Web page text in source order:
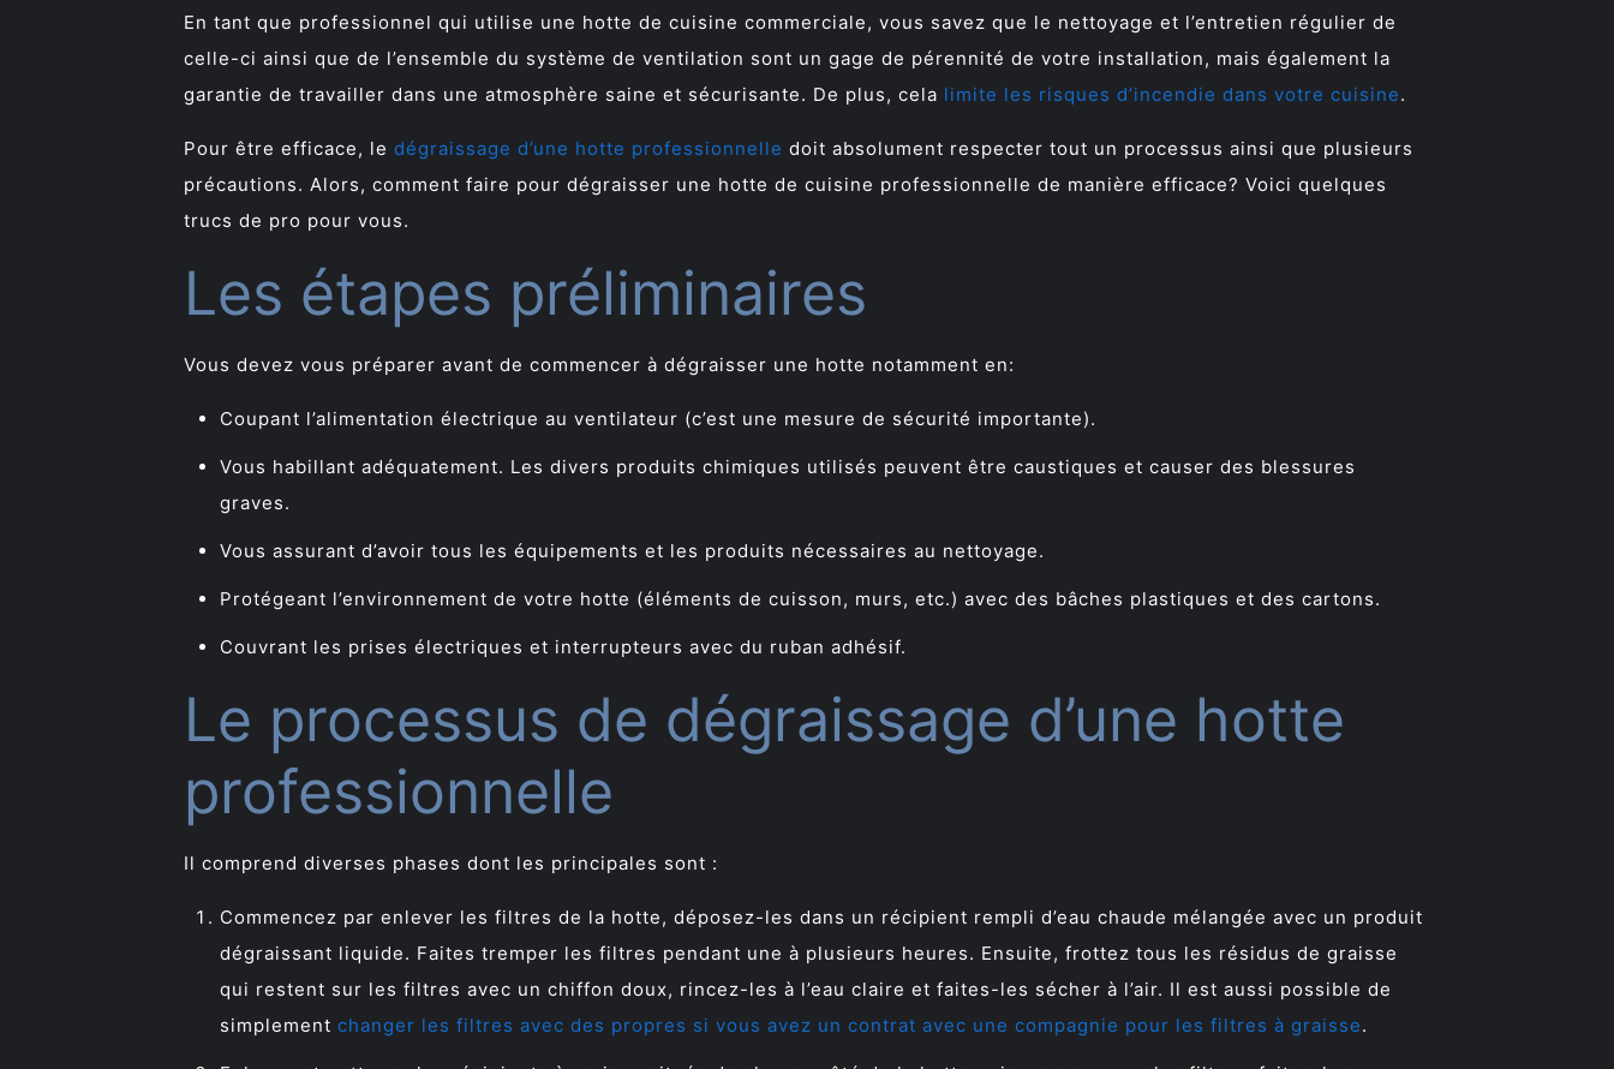
En tant que professionnel qui utilise une hotte de cuisine commerciale, vous savez que le nettoyage et l’entretien régulier de
celle-ci ainsi que de l’ensemble du système de ventilation sont un gage de pérennité de votre installation, mais également la
garantie de travailler dans une atmosphère saine et sécurisante. De plus, cela limite les risques d’incendie dans votre cuisine.
Pour être efficace, le dégraissage d’une hotte professionnelle doit absolument respecter tout un processus ainsi que plusieurs
précautions. Alors, comment faire pour dégraisser une hotte de cuisine professionnelle de manière efficace? Voici quelques
trucs de pro pour vous.
Les étapes préliminaires
Vous devez vous préparer avant de commencer à dégraisser une hotte notamment en:
Coupant l’alimentation électrique au ventilateur (c’est une mesure de sécurité importante).
Vous habillant adéquatement. Les divers produits chimiques utilisés peuvent être caustiques et causer des blessures
graves.
Vous assurant d’avoir tous les équipements et les produits nécessaires au nettoyage.
Protégeant l’environnement de votre hotte (éléments de cuisson, murs, etc.) avec des bâches plastiques et des cartons.
Couvrant les prises électriques et interrupteurs avec du ruban adhésif.
Le processus de dégraissage d’une hotte
professionnelle
Il comprend diverses phases dont les principales sont :
Commencez par enlever les filtres de la hotte, déposez-les dans un récipient rempli d’eau chaude mélangée avec un produit
dégraissant liquide. Faites tremper les filtres pendant une à plusieurs heures. Ensuite, frottez tous les résidus de graisse
qui restent sur les filtres avec un chiffon doux, rincez-les à l’eau claire et faites-les sécher à l’air. Il est aussi possible de
simplement changer les filtres avec des propres si vous avez un contrat avec une compagnie pour les filtres à graisse.